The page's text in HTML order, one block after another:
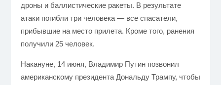
дроны и баллистические ракеты. В результате
атаки погибли три человека — все спасатели,
прибывшие на место прилета. Кроме того, ранения
получили 25 человек.
Накануне, 14 июня, Владимир Путин позвонил
американскому президента Дональду Трампу, чтобы